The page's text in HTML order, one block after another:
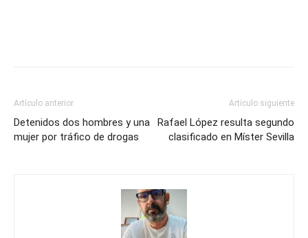
Artículo anterior
Detenidos dos hombres y una
mujer por tráfico de drogas
Artículo siguiente
Rafael López resulta segundo
clasificado en Míster Sevilla